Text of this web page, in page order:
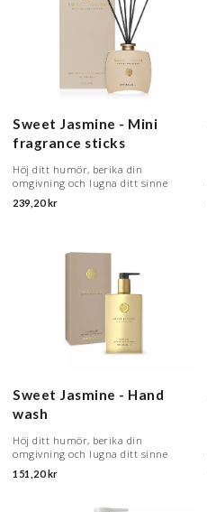
Sweet Jasmine - Mini
fragrance sticks
Höj ditt humör, berika din
omgivning och lugna ditt sinne
239,20 kr
Sweet Jasmine - Hand
wash
Höj ditt humör, berika din
omgivning och lugna ditt sinne
151,20 kr